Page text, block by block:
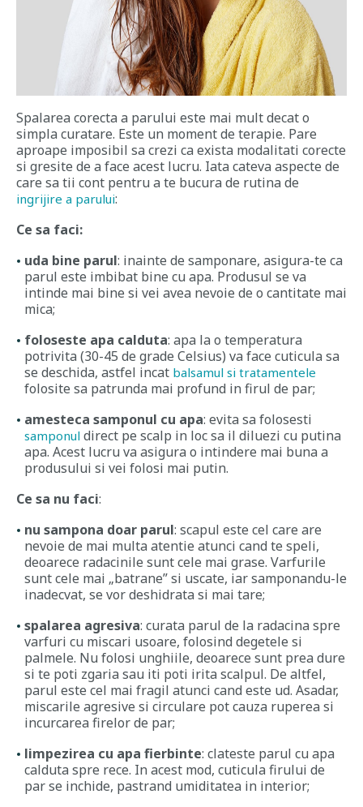
Spalarea corecta a parului este mai mult decat o
simpla curatare. Este un moment de terapie. Pare
aproape imposibil sa crezi ca exista modalitati corecte
si gresite de a face acest lucru. Iata cateva aspecte de
care sa tii cont pentru a te bucura de rutina de
ingrijire a parului:
Ce sa faci:
uda bine parul: inainte de samponare, asigura-te ca
parul este imbibat bine cu apa. Produsul se va
intinde mai bine si vei avea nevoie de o cantitate mai
mica;
foloseste apa calduta: apa la o temperatura
potrivita (30-45 de grade Celsius) va face cuticula sa
se deschida, astfel incat balsamul si tratamentele
folosite sa patrunda mai profund in firul de par;
amesteca samponul cu apa: evita sa folosesti
samponul direct pe scalp in loc sa il diluezi cu putina
apa. Acest lucru va asigura o intindere mai buna a
produsului si vei folosi mai putin.
Ce sa nu faci:
nu sampona doar parul: scapul este cel care are
nevoie de mai multa atentie atunci cand te speli,
deoarece radacinile sunt cele mai grase. Varfurile
sunt cele mai „batrane” si uscate, iar samponandu-le
inadecvat, se vor deshidrata si mai tare;
spalarea agresiva: curata parul de la radacina spre
varfuri cu miscari usoare, folosind degetele si
palmele. Nu folosi unghiile, deoarece sunt prea dure
si te poti zgaria sau iti poti irita scalpul. De altfel,
parul este cel mai fragil atunci cand este ud. Asadar,
miscarile agresive si circulare pot cauza ruperea si
incurcarea firelor de par;
limpezirea cu apa fierbinte: clateste parul cu apa
calduta spre rece. In acest mod, cuticula firului de
par se inchide, pastrand umiditatea in interior;